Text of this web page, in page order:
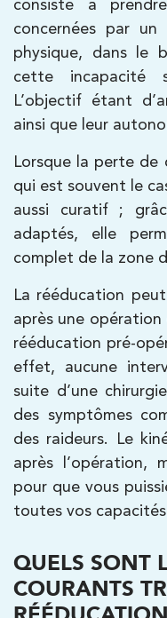
consiste à
concernées par
physique, dans le
cette incapacité
L’objectif étant
ainsi que leur
Lorsque la perte de
qui est souvent le
aussi curatif ;
adaptés, elle
complet de la zone
La rééducation
après une opération
rééducation pré-
effet, aucune
suite d’une
des symptômes
des raideurs. Le
après l’opération,
pour que vous
toutes vos
QUELS SONT
COURANTS
échographie,
vous reçoit dans des
Santé, même
Filtrer les
IK Paris 16 –
8 Avenue
8 Avenue
01 42 15 22
PRENDRE
PRENDRE
Kinésithérapie
IK Paris 6 –
1 Rue
PRENDRE
Kinésithérapie